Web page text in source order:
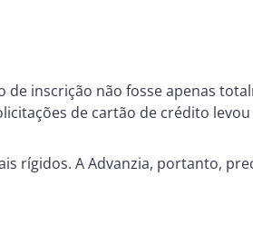
inscrição não fosse apenas
de cartão de crédito
rígidos. A Advanzia, portanto,